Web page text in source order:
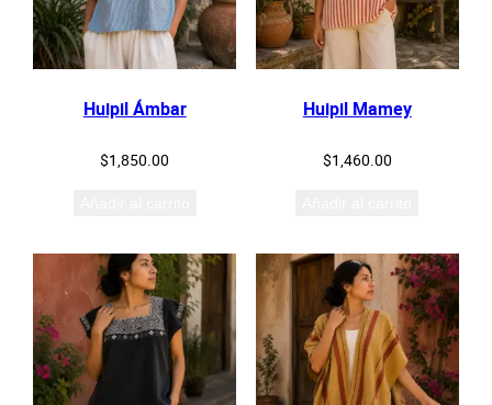
Huipil Ámbar
$1,850.00
Huipil Mamey
$1,460.00